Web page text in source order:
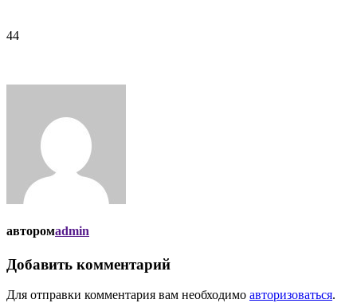
44
авторомadmin
Добавить комментарий
Для отправки комментария вам необходимо авторизоваться.